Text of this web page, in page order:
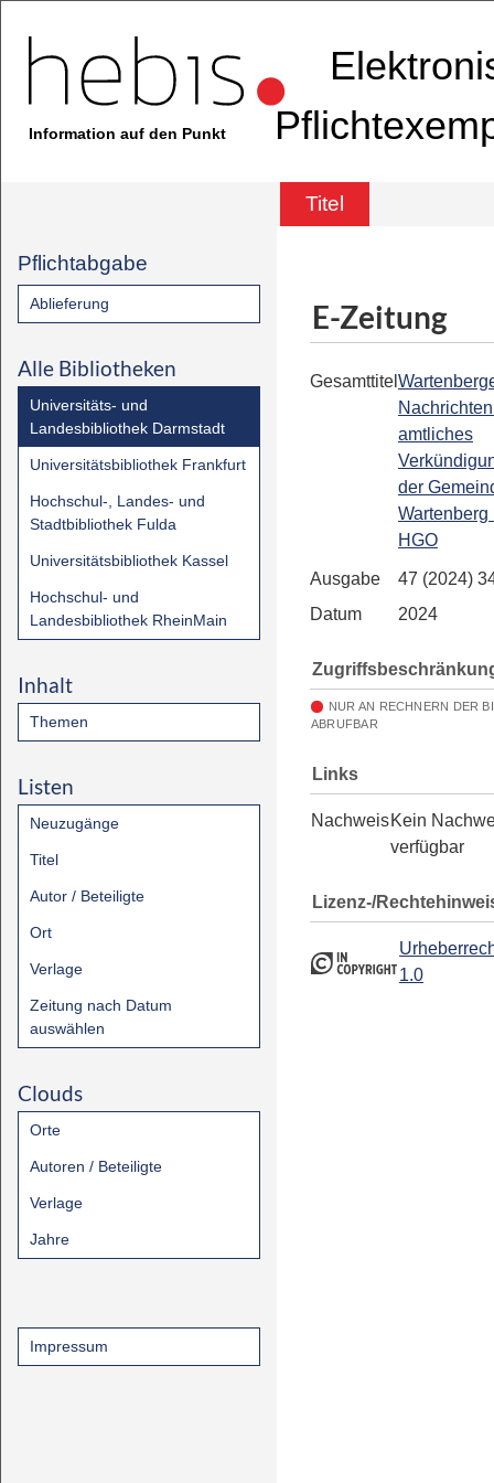
Information auf den Punkt
Titel
Pflichtabgabe
Ablieferung
Alle Bibliotheken
Universitäts- und
Landesbibliothek Darmstadt
Universitätsbibliothek Frankfurt
Hochschul-, Landes- und
Stadtbibliothek Fulda
Universitätsbibliothek Kassel
Hochschul- und
Landesbibliothek RheinMain
Inhalt
Themen
Listen
Neuzugänge
Titel
Autor / Beteiligte
Ort
Verlage
Zeitung nach Datum
auswählen
Clouds
Orte
Autoren / Beteiligte
Verlage
Jahre
Impressum
E-Zeitung
Gesamttitel
amtliches
der
Wartenberg
HGO
Ausgabe
47 (2024)
Datum
2024
NUR AN RECHNERN DER
ABRUFBAR
Links
NachweisKein
verfügbar
Lizenz-/
1.0